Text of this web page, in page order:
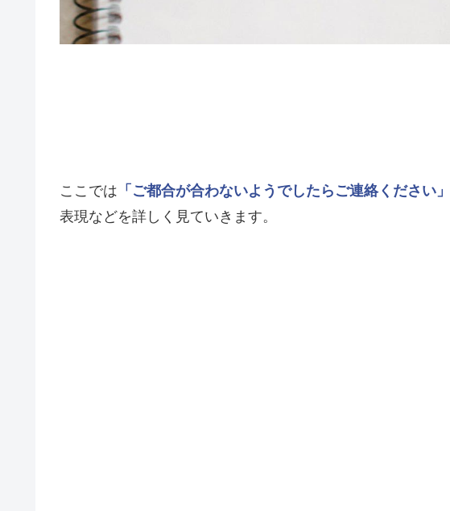
ここでは 「ご都合が合わないようでしたらご連絡ください」
表現などを詳しく見ていきます。